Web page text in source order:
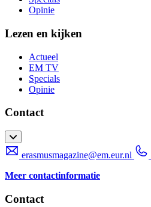
Opinie
Lezen en kijken
Actueel
EM TV
Specials
Opinie
Contact
erasmusmagazine@em.eur.nl
Meer contactinformatie
Contact